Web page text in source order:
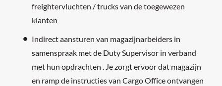
freightervluchten / trucks van de toegewezen
klanten
Indirect aansturen van magazijnarbeiders in
samenspraak met de Duty Supervisor in verband
met hun opdrachten . Je zorgt ervoor dat magazijn
en ramp de instructies van Cargo Office ontvangen